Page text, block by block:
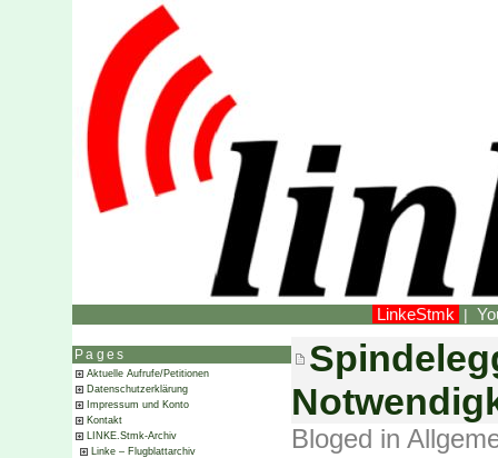
LinkeStmk |
Pages
Aktuelle Aufrufe/Petitionen
Datenschutzerklärung
Impressum und Konto
Kontakt
LINKE.Stmk-Archiv
Linke – Flugblattarchiv
Bloged in